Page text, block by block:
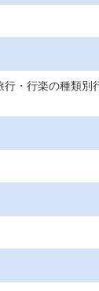
・行楽の種類